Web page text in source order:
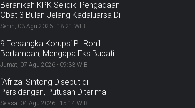
Beranikah KPK Selidiki Pengadaan
Obat 3 Bulan Jelang Kadaluarsa Di
Dinkes Pekanbaru
Senin, 03 Agu 2026 - 18:21 WIB
9 Tersangka Korupsi PI Rohil
Bertambah, Mengapa Eks Bupati
Belum Tersangka? Nasib Rp9,2
Jumat, 07 Agu 2026 - 09:33 WIB
“Afrizal Sintong Disebut di
Persidangan, Putusan Diterima
Kejati, GMPR Sorot Dividen
Selasa, 04 Agu 2026 - 15:14 WIB